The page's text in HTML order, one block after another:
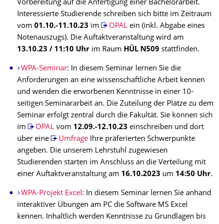
Vorbereitung auf die Anfertigung einer Bachelorarbeit.
Interessierte Studierende schreiben sich bitte im Zeitraum
vom 01.10.-11.10.23 im OPALein (inkl. Abgabe eines
Notenauszugs). Die Auftaktveranstaltung wird am
13.10.23 / 11:10 Uhr im Raum HÜL N509 stattfinden.
WPA-Seminar: In diesem Seminar lernen Sie die
Anforderungen an eine wissenschaftliche Arbeit kennen
und wenden die erworbenen Kenntnisse in einer 10-
seitigen Seminararbeit an. Die Zuteilung der Plätze zu dem
Seminar erfolgt zentral durch die Fakultät. Sie können sich
im
OPALvom 12.09.-12.10.23 einschreiben und dort
über eine
UmfrageIhre präferierten Schwerpunkte
angeben. Die unserem Lehrstuhl zugewiesen
Studierenden starten im Anschluss an die Verteilung mit
einer Auftaktveranstaltung am 16.10.2023 um 14:50 Uhr.
WPA-Projekt Excel : In diesem Seminar lernen Sie anhand
interaktiver Übungen am PC die Software MS Excel
kennen. Inhaltlich werden Kenntnisse zu Grundlagen bis